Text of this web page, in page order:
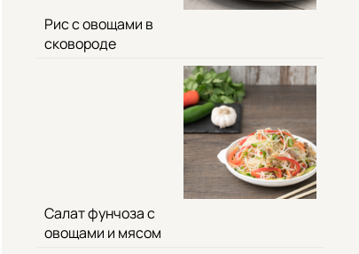
Рис с овощами в
сковороде
Салат фунчоза с
овощами и мясом